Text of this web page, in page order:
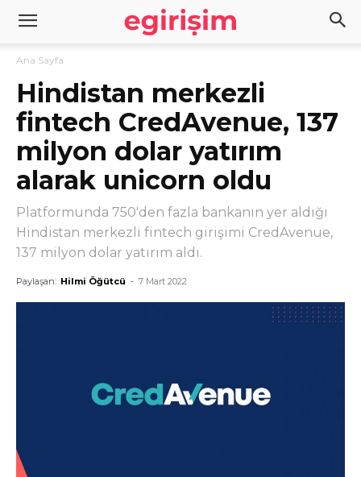
Ana Sayfa
Hindistan merkezli
fintech CredAvenue, 137
milyon dolar yatırım
alarak unicorn oldu
Platformunda 750'den fazla bankanın yer aldığı
Hindistan merkezli fintech girişimi CredAvenue,
137 milyon dolar yatırım aldı.
Paylaşan: Hilmi Öğütcü - 7 Mart 2022